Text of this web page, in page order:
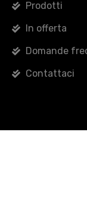
Prodotti
In offerta
Domande
Contattaci